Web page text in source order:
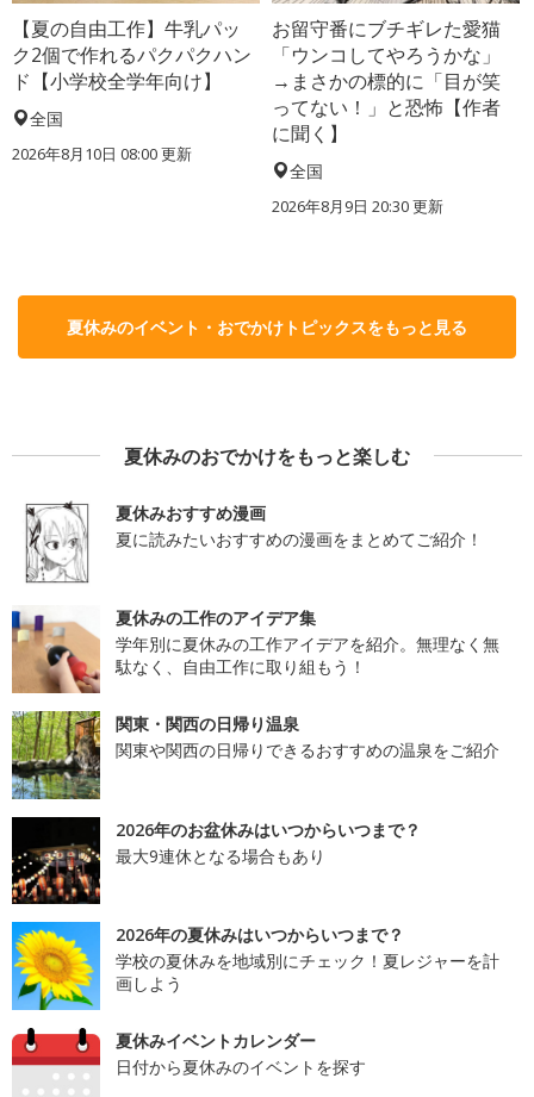
【夏の自由工作】牛乳パッ
ク2個で作れるパクパクハン
ド【小学校全学年向け】
全国
2026年8月10日 08:00更新
お留守番にブチギレた愛猫
「ウンコしてやろうかな」
→まさかの標的に「目が笑
ってない！」と恐怖【作者
に聞く】
全国
2026年8月9日 20:30更新
夏休みのイベント・おでかけトピックスをもっと見る
夏休みのおでかけをもっと楽しむ
夏休みおすすめ漫画
夏に読みたいおすすめの漫画をまとめてご紹介！
夏休みの工作のアイデア集
学年別に夏休みの工作アイデアを紹介。無理なく無
駄なく、自由工作に取り組もう！
関東・関西の日帰り温泉
関東や関西の日帰りできるおすすめの温泉をご紹介
2026年のお盆休みはいつからいつまで？
最大9連休となる場合もあり
2026年の夏休みはいつからいつまで？
学校の夏休みを地域別にチェック！夏レジャーを計
画しよう
夏休みイベントカレンダー
日付から夏休みのイベントを探す